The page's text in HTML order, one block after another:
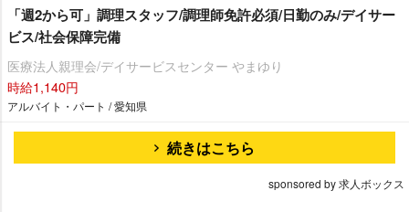
「週2から可」調理スタッフ/調理師免許必須/日勤のみ/デイサー
ビス/社会保障完備
医療法人親理会/デイサービスセンター やまゆり
時給1,140円
アルバイト・パート / 愛知県
続きはこちら
sponsored by 求人ボックス